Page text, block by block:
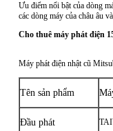
Ưu điểm nổi bật của dòng
các dòng máy của châu âu
Cho thuê máy phát điện
Máy phát điện nhật cũ
Tên sản phẩm
Đầu phát